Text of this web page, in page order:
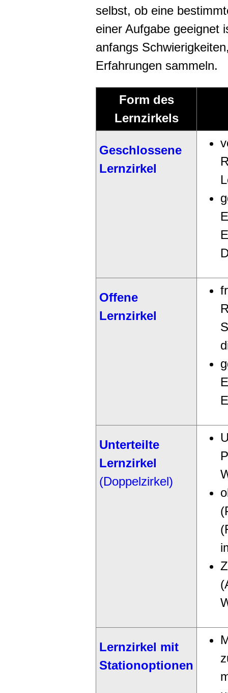
selbst, ob eine
einer Aufgabe geeignet
anfangs
Erfahrungen sammeln.
Form des
Lernzirkels
Geschlossene
Lernzirkel
Offene
Lernzirkel
Unterteilte
Lernzirkel
(Doppelzirkel)
Lernzirkel mit
Stationoptionen